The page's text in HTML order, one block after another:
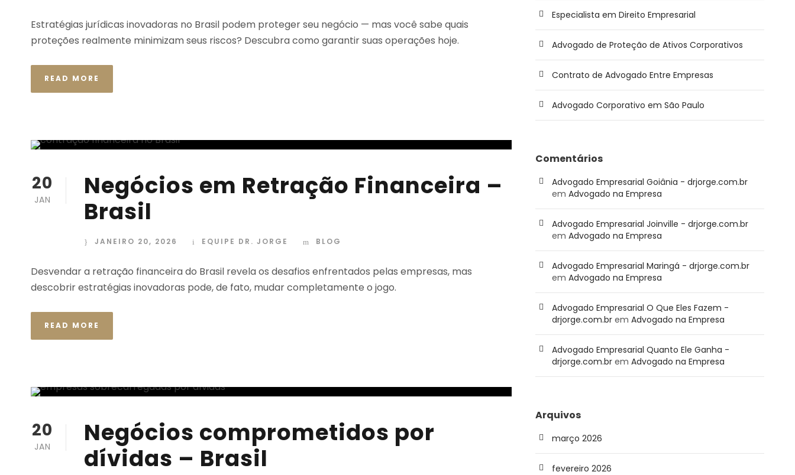
Estratégias jurídicas inovadoras no Brasil podem proteger seu negócio — mas você sabe quais
proteções realmente minimizam seus riscos? Descubra como garantir suas operações hoje.
READ MORE
20
JAN
Negócios em Retração Financeira –
Brasil
JANEIRO 20, 2026 EQUIPE DR. JORGE BLOG
Desvendar a retração financeira do Brasil revela os desafios enfrentados pelas empresas, mas
descobrir estratégias inovadoras pode, de fato, mudar completamente o jogo.
READ MORE
20
JAN
Negócios comprometidos por
dívidas – Brasil
Especialista em Direito Empresarial
Advogado de Proteção de Ativos Corporativos
Contrato de Advogado Entre Empresas
Advogado Corporativo em São Paulo
Comentários
Advogado Empresarial Goiânia - drjorge.com.br
emAdvogado na Empresa
Advogado Empresarial Joinville - drjorge.com.br
emAdvogado na Empresa
Advogado Empresarial Maringá - drjorge.com.br
emAdvogado na Empresa
Advogado Empresarial O Que Eles Fazem -
drjorge.com.br emAdvogado na Empresa
Advogado Empresarial Quanto Ele Ganha -
drjorge.com.br emAdvogado na Empresa
Arquivos
março 2026
fevereiro 2026